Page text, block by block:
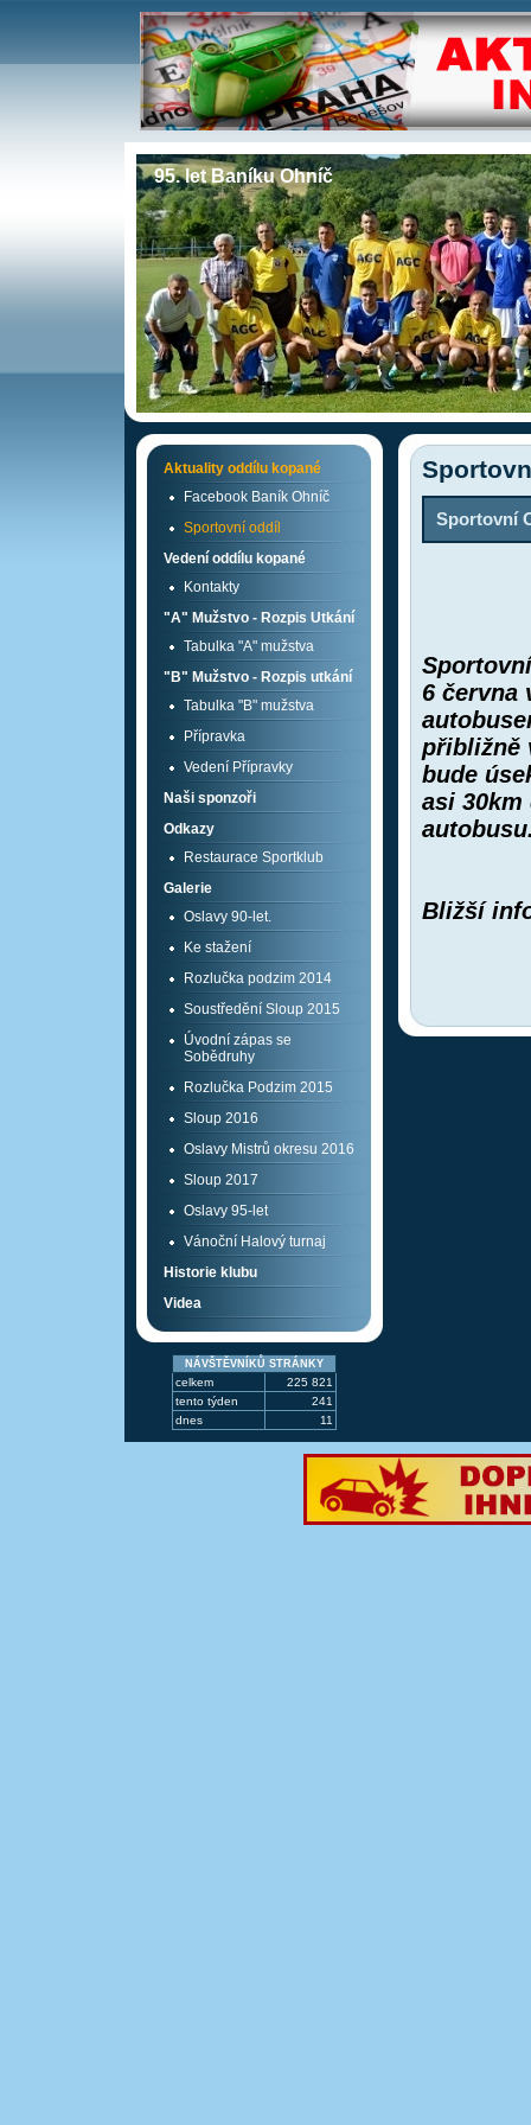
95. let Baníku Ohníč
Sportovní
6 června
přibližně
bude
asi 30km
Bližší
Aktuality oddílu kopané
Facebook Baník Ohníč
Sportovní oddíl
Vedení oddílu kopané
Kontakty
"A" Mužstvo - Rozpis Utkání
Tabulka "A" mužstva
"B" Mužstvo - Rozpis utkání
Tabulka "B" mužstva
Přípravka
Vedení Přípravky
Naši sponzoři
Odkazy
Restaurace Sportklub
Galerie
Oslavy 90-let.
Ke stažení
Rozlučka podzim 2014
Soustředění Sloup 2015
Úvodní zápas se
Sobědruhy
Rozlučka Podzim 2015
Sloup 2016
Oslavy Mistrů okresu 2016
Sloup 2017
Oslavy 95-let
Vánoční Halový turnaj
Historie klubu
Videa
NÁVŠTĚVNÍKŮ STRÁNKY
celkem
225 821
tento týden
241
dnes
11